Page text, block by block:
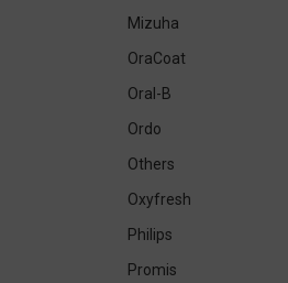
Mizuha
OraCoat
Oral-B
Ordo
Others
Oxyfresh
Philips
Promis